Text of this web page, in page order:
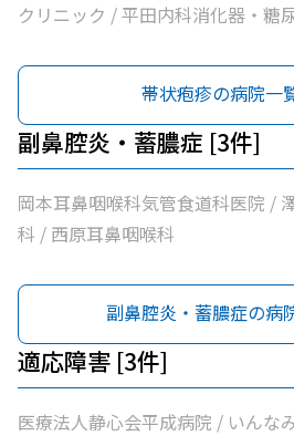
クリニック / 平田内科消化器・糖
/ 社会医療法人北斗会大洲中央病院
帯状疱疹の病院一
副鼻腔炎・蓄膿症 [3件]
岡本耳鼻咽喉科気管食道科医院 /
科 / 西原耳鼻咽喉科
副鼻腔炎・蓄膿症の病
適応障害 [3件]
医療法人静心会平成病院 / いんな